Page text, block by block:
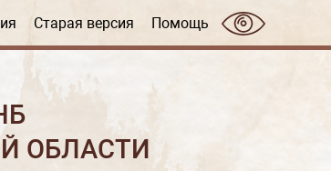
Старая версия Помощь
ОБЛАСТИ